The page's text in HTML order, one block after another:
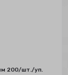
200/шт./уп.